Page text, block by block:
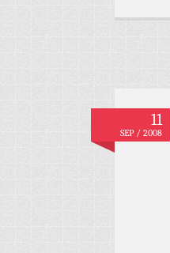
11
SEP / 2008